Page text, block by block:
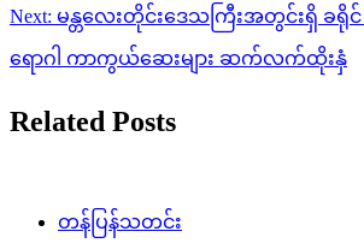
Next: မန္တလေးတိုင်းဒေသကြီးအတွင်းရှိ ခရို
ရောဂါ ကာကွယ်ဆေးများ ဆက်လက်ထိုးနှံ
Related Posts
တန်ပြန်သတင်း